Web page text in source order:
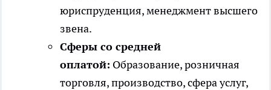
юриспруденция, менеджмент высшего
звена.
Сферы со средней
оплатой: Образование, розничная
торговля, производство, сфера услуг,